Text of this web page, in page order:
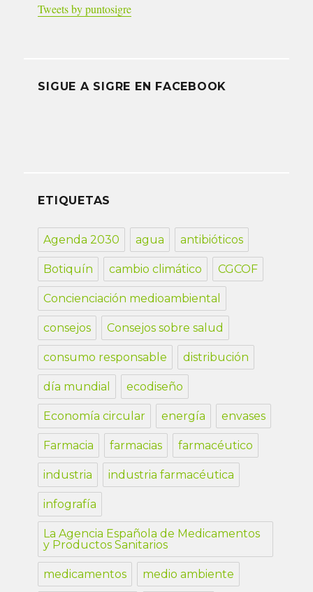
Tweets by puntosigre
SIGUE A SIGRE EN FACEBOOK
ETIQUETAS
Agenda 2030 agua antibióticos
Botiquín cambio climático CGCOF
Concienciación medioambiental
consejos Consejos sobre salud
consumo responsable distribución
día mundial ecodiseño
Economía circular energía envases
Farmacia farmacias farmacéutico
industria industria farmacéutica
infografía
La Agencia Española de Medicamentos
y Productos Sanitarios
medicamentos medio ambiente